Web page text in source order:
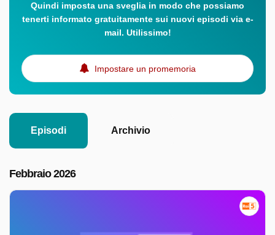
Quindi imposta una sveglia in modo che possiamo
tenerti informato gratuitamente sui nuovi episodi via e-
mail. Utilissimo!
Impostare un promemoria
Episodi Archivio
Febbraio 2026